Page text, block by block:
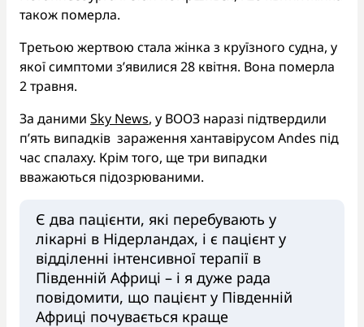
також померла.
Третьою жертвою стала жінка з круїзного судна, у
якої симптоми з’явилися 28 квітня. Вона померла
2 травня.
За даними Sky News, у ВООЗ наразі підтвердили
п’ять випадків зараження хантавірусом Andes під
час спалаху. Крім того, ще три випадки
вважаються підозрюваними.
Є два пацієнти, які перебувають у
лікарні в Нідерландах, і є пацієнт у
відділенні інтенсивної терапії в
Південній Африці – і я дуже рада
повідомити, що пацієнт у Південній
Африці почувається краще